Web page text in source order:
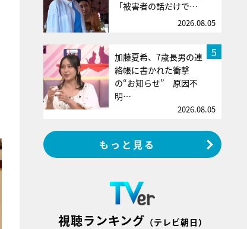
「被害者の話だけで…
2026.08.05
5
加藤夏希、7歳長男の連
絡帳に書かれた衝撃
の“お知らせ” 原因不
明…
2026.08.05
もっと見る
視聴ランキング （テレビ朝日）